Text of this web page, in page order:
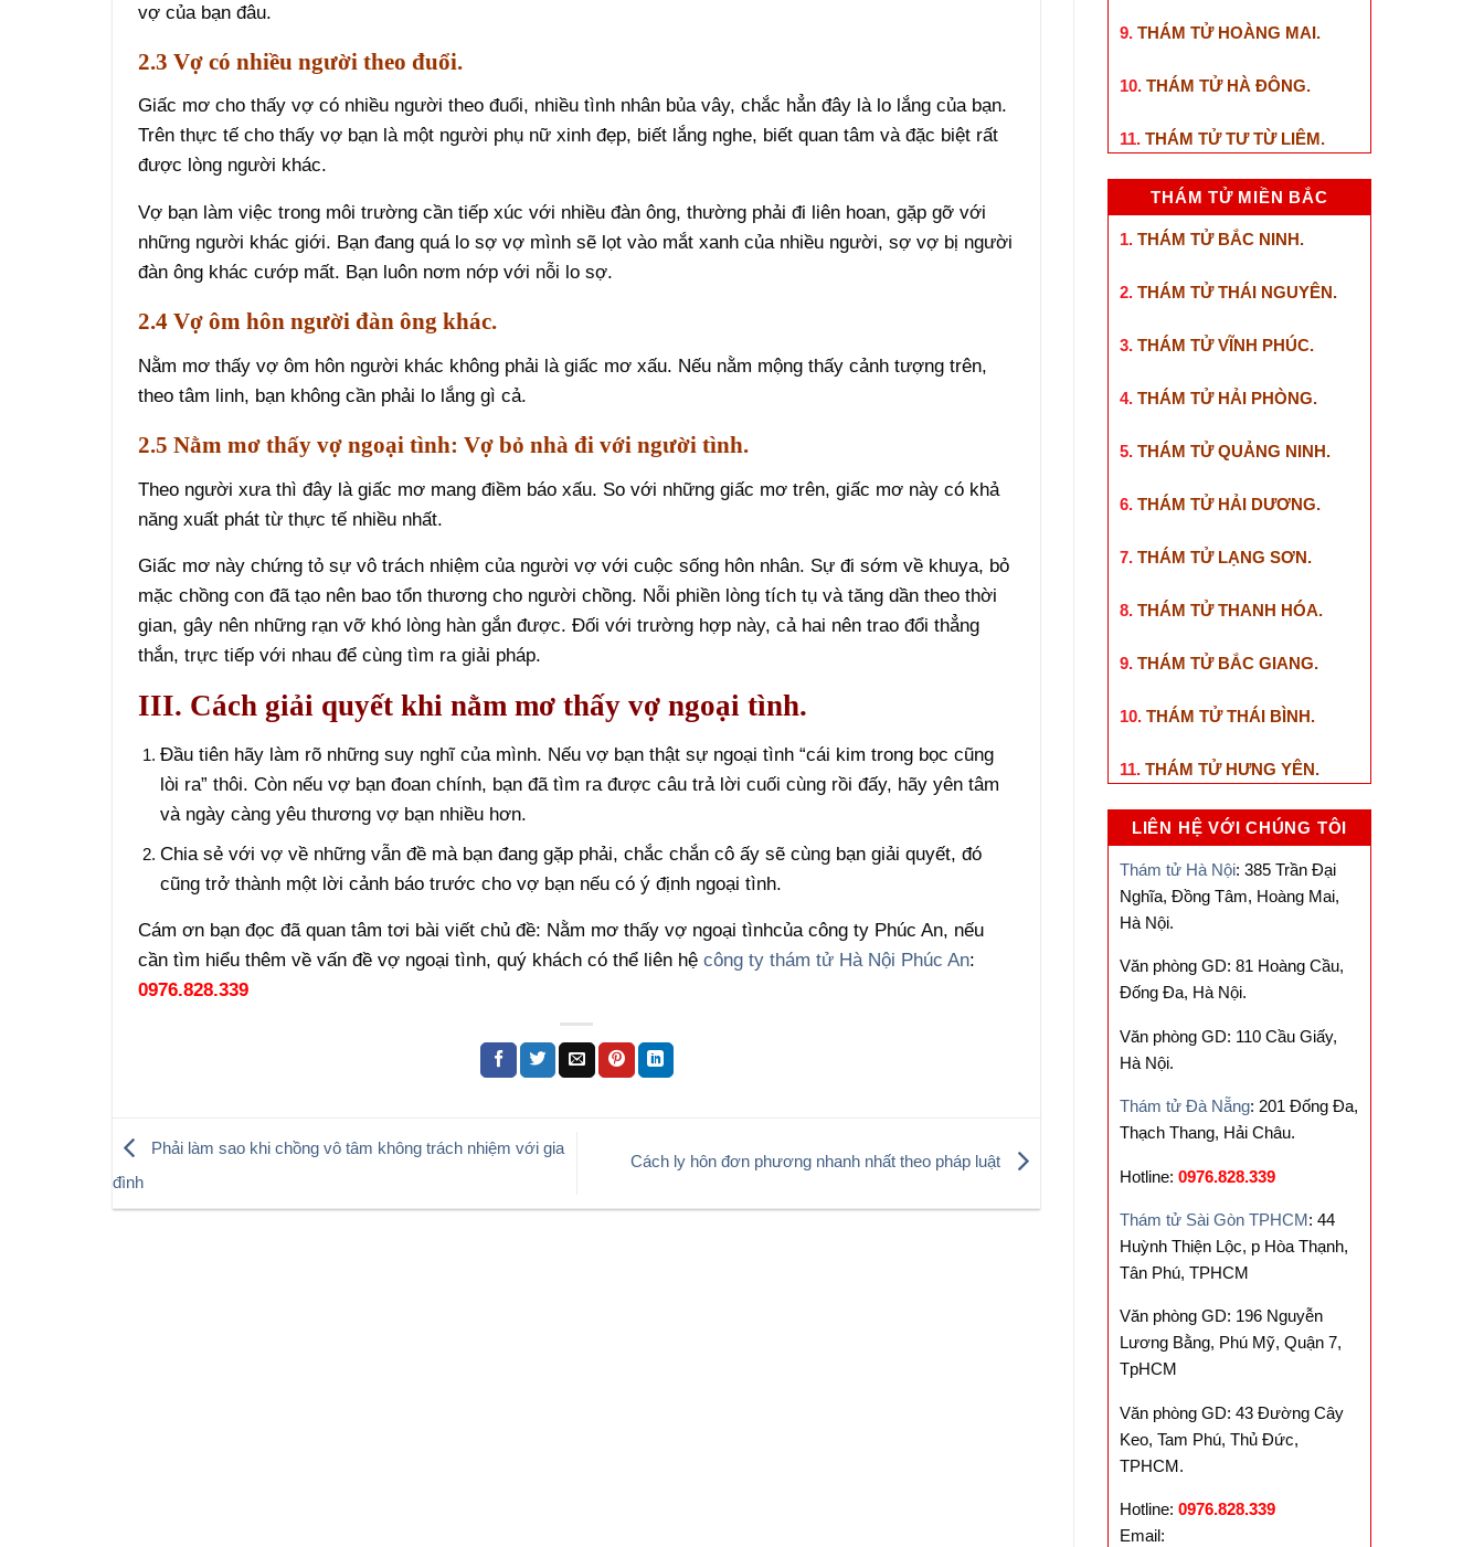
vợ của bạn đâu.
2.3 Vợ có nhiều người theo đuổi.
Giấc mơ cho thấy vợ có nhiều người theo đuổi, nhiều tình nhân bủa vây, chắc hẳn đây là lo lắng của bạn.
Trên thực tế cho thấy vợ bạn là một người phụ nữ xinh đẹp, biết lắng nghe, biết quan tâm và đặc biệt rất
được lòng người khác.
Vợ bạn làm việc trong môi trường cần tiếp xúc với nhiều đàn ông, thường phải đi liên hoan, gặp gỡ với
những người khác giới. Bạn đang quá lo sợ vợ mình sẽ lọt vào mắt xanh của nhiều người, sợ vợ bị người
đàn ông khác cướp mất. Bạn luôn nơm nớp với nỗi lo sợ.
2.4 Vợ ôm hôn người đàn ông khác.
Nằm mơ thấy vợ ôm hôn người khác không phải là giấc mơ xấu. Nếu nằm mộng thấy cảnh tượng trên,
theo tâm linh, bạn không cần phải lo lắng gì cả.
2.5 Nằm mơ thấy vợ ngoại tình: Vợ bỏ nhà đi với người tình.
Theo người xưa thì đây là giấc mơ mang điềm báo xấu. So với những giấc mơ trên, giấc mơ này có khả
năng xuất phát từ thực tế nhiều nhất.
Giấc mơ này chứng tỏ sự vô trách nhiệm của người vợ với cuộc sống hôn nhân. Sự đi sớm về khuya, bỏ
mặc chồng con đã tạo nên bao tổn thương cho người chồng. Nỗi phiền lòng tích tụ và tăng dần theo thời
gian, gây nên những rạn vỡ khó lòng hàn gắn được. Đối với trường hợp này, cả hai nên trao đổi thẳng
thắn, trực tiếp với nhau để cùng tìm ra giải pháp.
III. Cách giải quyết khi nằm mơ thấy vợ ngoại tình.
Đầu tiên hãy làm rõ những suy nghĩ của mình. Nếu vợ bạn thật sự ngoại tình “cái kim trong bọc cũng
lòi ra” thôi. Còn nếu vợ bạn đoan chính, bạn đã tìm ra được câu trả lời cuối cùng rồi đấy, hãy yên tâm
và ngày càng yêu thương vợ bạn nhiều hơn.
Chia sẻ với vợ về những vẫn đề mà bạn đang gặp phải, chắc chắn cô ấy sẽ cùng bạn giải quyết, đó
cũng trở thành một lời cảnh báo trước cho vợ bạn nếu có ý định ngoại tình.
Cám ơn bạn đọc đã quan tâm tơi bài viết chủ đề: Nằm mơ thấy vợ ngoại tìnhcủa công ty Phúc An, nếu
cần tìm hiểu thêm về vấn đề vợ ngoại tình, quý khách có thể liên hệcông ty thám tử Hà Nội Phúc An:
0976.828.339
Phải làm sao khi chồng vô tâm không trách nhiệm với gia
đình
Cách ly hôn đơn phương nhanh nhất theo pháp luật
9. THÁM TỬ HOÀNG MAI.
10. THÁM TỬ HÀ ĐÔNG.
11. THÁM TỬ TƯ TỪ LIÊM.
THÁM TỬ MIỀN BẮC
1. THÁM TỬ BẮC NINH.
2. THÁM TỬ THÁI NGUYÊN.
3. THÁM TỬ VĨNH PHÚC.
4. THÁM TỬ HẢI PHÒNG.
5. THÁM TỬ QUẢNG NINH.
6. THÁM TỬ HẢI DƯƠNG.
7. THÁM TỬ LẠNG SƠN.
8. THÁM TỬ THANH HÓA.
9. THÁM TỬ BẮC GIANG.
10. THÁM TỬ THÁI BÌNH.
11. THÁM TỬ HƯNG YÊN.
LIÊN HỆ VỚI CHÚNG TÔI
Thám tử Hà Nội: 385 Trần Đại
Nghĩa, Đồng Tâm, Hoàng Mai,
Hà Nội.
Văn phòng GD: 81 Hoàng Cầu,
Đống Đa, Hà Nội.
Văn phòng GD: 110 Cầu Giấy,
Hà Nội.
Thám tử Đà Nẵng: 201 Đống Đa,
Thạch Thang, Hải Châu.
Hotline: 0976.828.339
Thám tử Sài Gòn TPHCM: 44
Huỳnh Thiện Lộc, p Hòa Thạnh,
Tân Phú, TPHCM
Văn phòng GD: 196 Nguyễn
Lương Bằng, Phú Mỹ, Quận 7,
TpHCM
Văn phòng GD: 43 Đường Cây
Keo, Tam Phú, Thủ Đức,
TPHCM.
Hotline: 0976.828.339
Email: